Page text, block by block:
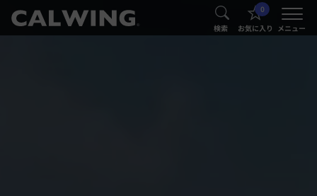
® 検索
0
お気に入り メニュー
®